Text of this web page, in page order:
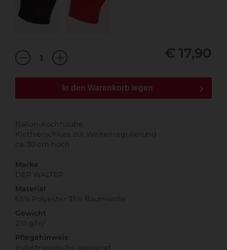
€ 17,90
In den Warenkorb legen
Ballon-Kochhaube
Klettverschluss zur Weitenregulierung
ca. 30 cm hoch
Marke
DER WALTER
Material
65% Polyester 35% Baumwolle
Gewicht
210 g/m²
Pflegehinweis
Industriewäsche geeignet